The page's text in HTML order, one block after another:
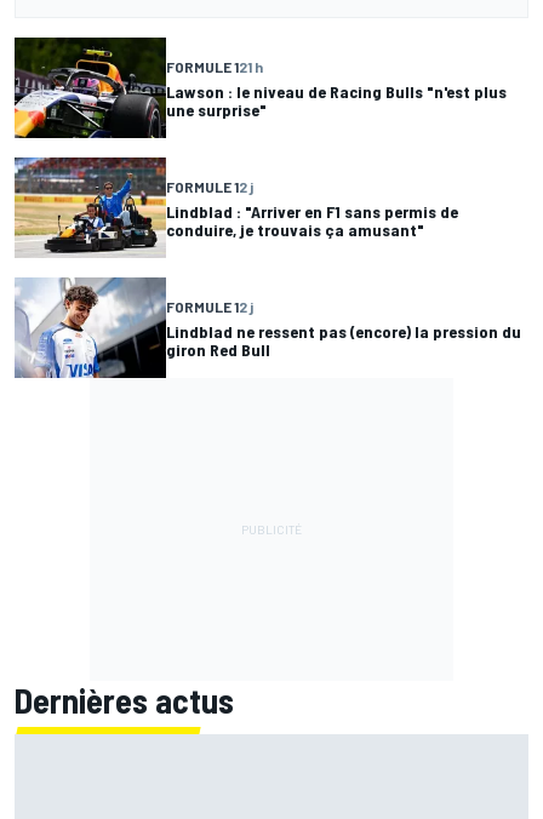
FORMULE 121 h
Lawson : le niveau de Racing Bulls "n'est plus
une surprise"
FORMULE 12 j
Lindblad : "Arriver en F1 sans permis de
conduire, je trouvais ça amusant"
FORMULE 12 j
Lindblad ne ressent pas (encore) la pression du
giron Red Bull
Dernières actus